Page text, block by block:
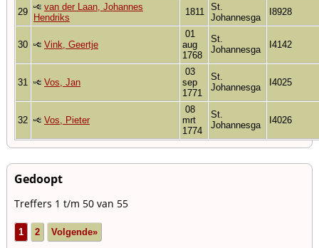
29
van der Laan, Johannes
Hendriks
1811
St.
Johannesga
I8928
30 Vink, Geertje
01
aug
1768
St.
Johannesga
I4142
31 Vos, Jan
03
sep
1771
St.
Johannesga
I4025
32 Vos, Pieter
08
mrt
1774
St.
Johannesga
I4026
Gedoopt
Treffers 1 t/m 50 van 55
1 2 Volgende»